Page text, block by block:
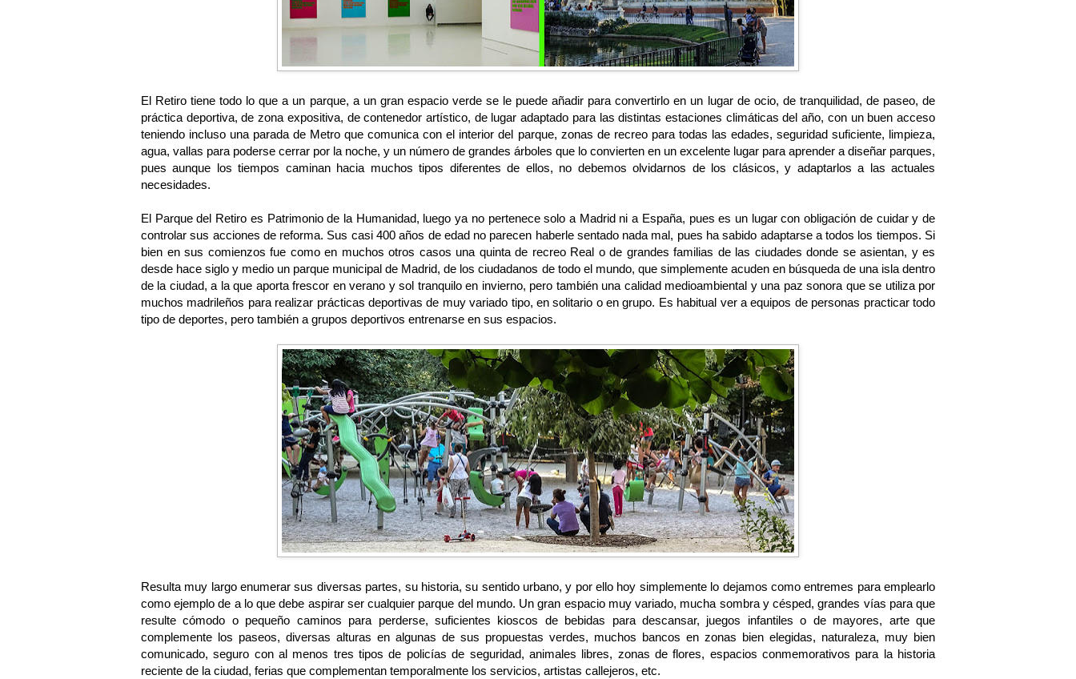
El Retiro tiene todo lo que a un parque, a un gran espacio verde se le puede añadir para convertirlo en un lugar de ocio, de tranquilidad, de paseo, de
práctica deportiva, de zona expositiva, de contenedor artístico, de lugar adaptado para las distintas estaciones climáticas del año, con un buen acceso
teniendo incluso una parada de Metro que comunica con el interior del parque, zonas de recreo para todas las edades, seguridad suficiente, limpieza,
agua, vallas para poderse cerrar por la noche, y un número de grandes árboles que lo convierten en un excelente lugar para aprender a diseñar parques,
pues aunque los tiempos caminan hacia muchos tipos diferentes de ellos, no debemos olvidarnos de los clásicos, y adaptarlos a las actuales
necesidades.
El Parque del Retiro es Patrimonio de la Humanidad, luego ya no pertenece solo a Madrid ni a España, pues es un lugar con obligación de cuidar y de
controlar sus acciones de reforma. Sus casi 400 años de edad no parecen haberle sentado nada mal, pues ha sabido adaptarse a todos los tiempos. Si
bien en sus comienzos fue como en muchos otros casos una quinta de recreo Real o de grandes familias de las ciudades donde se asientan, y es
desde hace siglo y medio un parque municipal de Madrid, de los ciudadanos de todo el mundo, que simplemente acuden en búsqueda de una isla dentro
de la ciudad, a la que aporta frescor en verano y sol tranquilo en invierno, pero también una calidad medioambiental y una paz sonora que se utiliza por
muchos madrileños para realizar prácticas deportivas de muy variado tipo, en solitario o en grupo. Es habitual ver a equipos de personas practicar todo
tipo de deportes, pero también a grupos deportivos entrenarse en sus espacios.
Resulta muy largo enumerar sus diversas partes, su historia, su sentido urbano, y por ello hoy simplemente lo dejamos como entremes para emplearlo
como ejemplo de a lo que debe aspirar ser cualquier parque del mundo. Un gran espacio muy variado, mucha sombra y césped, grandes vías para que
resulte cómodo o pequeño caminos para perderse, suficientes kioscos de bebidas para descansar, juegos infantiles o de mayores, arte que
complemente los paseos, diversas alturas en algunas de sus propuestas verdes, muchos bancos en zonas bien elegidas, naturaleza, muy bien
comunicado, seguro con al menos tres tipos de policías de seguridad, animales libres, zonas de flores, espacios conmemorativos para la historia
reciente de la ciudad, ferias que complementan temporalmente los servicios, artistas callejeros, etc.